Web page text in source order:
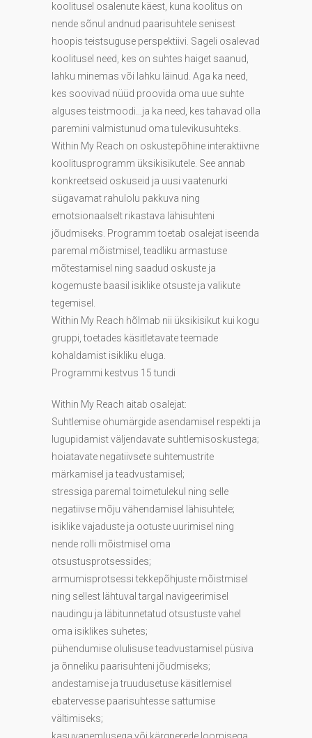
koolitusel osalenute käest, kuna koolitus on
nende sõnul andnud paarisuhtele senisest
hoopis teistsuguse perspektiivi. Sageli osalevad
koolitusel need, kes on suhtes haiget saanud,
lahku minemas või lahku läinud. Aga ka need,
kes soovivad nüüd proovida oma uue suhte
alguses teistmoodi…ja ka need, kes tahavad olla
paremini valmistunud oma tulevikusuhteks.
Within My Reach on oskustepõhine interaktiivne
koolitusprogramm üksikisikutele. See annab
konkreetseid oskuseid ja uusi vaatenurki
sügavamat rahulolu pakkuva ning
emotsionaalselt rikastava lähisuhteni
jõudmiseks. Programm toetab osalejat iseenda
paremal mõistmisel, teadliku armastuse
mõtestamisel ning saadud oskuste ja
kogemuste baasil isiklike otsuste ja valikute
tegemisel.
Within My Reach hõlmab nii üksikisikut kui kogu
gruppi, toetades käsitletavate teemade
kohaldamist isikliku eluga.
Programmi kestvus 15 tundi
Within My Reach aitab osalejat:
Suhtlemise ohumärgide asendamisel respekti ja
lugupidamist väljendavate suhtlemisoskustega;
hoiatavate negatiivsete suhtemustrite
märkamisel ja teadvustamisel;
stressiga paremal toimetulekul ning selle
negatiivse mõju vähendamisel lähisuhtele;
isiklike vajaduste ja ootuste uurimisel ning
nende rolli mõistmisel oma
otsustusprotsessides;
armumisprotsessi tekkepõhjuste mõistmisel
ning sellest lähtuval targal navigeerimisel
naudingu ja läbitunnetatud otsustuste vahel
oma isiklikes suhetes;
pühendumise olulisuse teadvustamisel püsiva
ja õnneliku paarisuhteni jõudmiseks;
andestamise ja truudusetuse käsitlemisel
ebatervesse paarisuhtesse sattumise
vältimiseks;